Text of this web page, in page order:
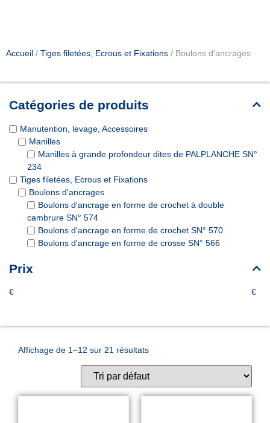
Accueil / Tiges filetées, Ecrous et Fixations / Boulons d'ancrages
Catégories de produits
Manutention, levage, Accessoires
Manilles
Manilles à grande profondeur dites de PALPLANCHE SN°
234
Tiges filetées, Ecrous et Fixations
Boulons d'ancrages
Boulons d'ancrage en forme de crochet à double
cambrure SN° 574
Boulons d'ancrage en forme de crochet SN° 570
Boulons d'ancrage en forme de crosse SN° 566
Prix
€ €
Affichage de 1–12 sur 21 résultats